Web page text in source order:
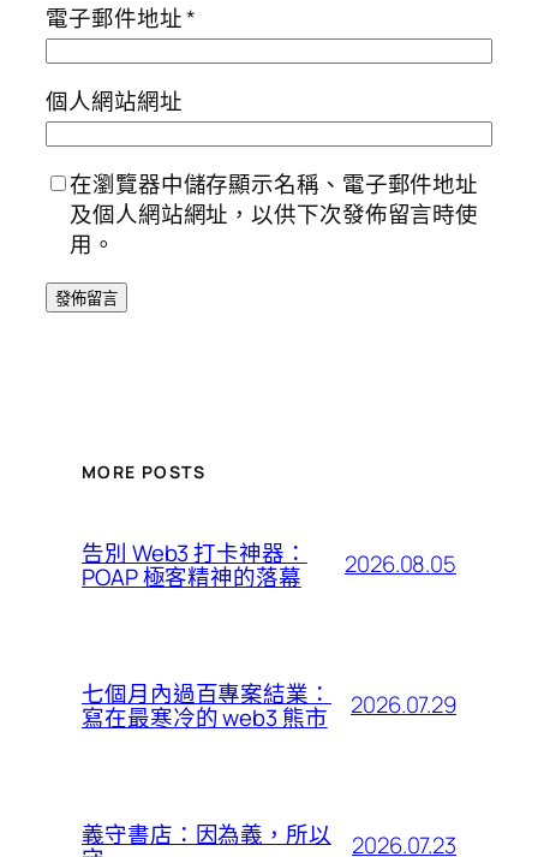
電子郵件地址*
個人網站網址
在瀏覽器中儲存顯示名稱、電子郵件地址
及個人網站網址，以供下次發佈留言時使
用。
MORE POSTS
告別 Web3 打卡神器：
POAP 極客精神的落幕 2026.08.05
七個月內過百專案結業：
寫在最寒冷的 web3 熊市 2026.07.29
義守書店：因為義，所以 2026.07.23